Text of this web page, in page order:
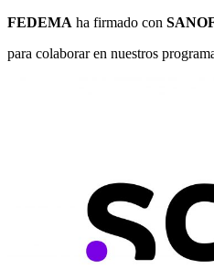
FEDEMA ha firmado con
para colaborar en nuestros